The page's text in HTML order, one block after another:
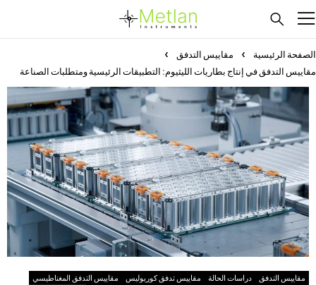
الصفحة الرئيسية
مقاييس التدفق
مقاييس التدفق في إنتاج بطاريات الليثيوم: التطبيقات الرئيسية ومتطلبات الصناعة
مقاييس التدفق دراسات الحالة مقاييس تدفق كوريوليس
مقاييس التدفق المغناطيسي